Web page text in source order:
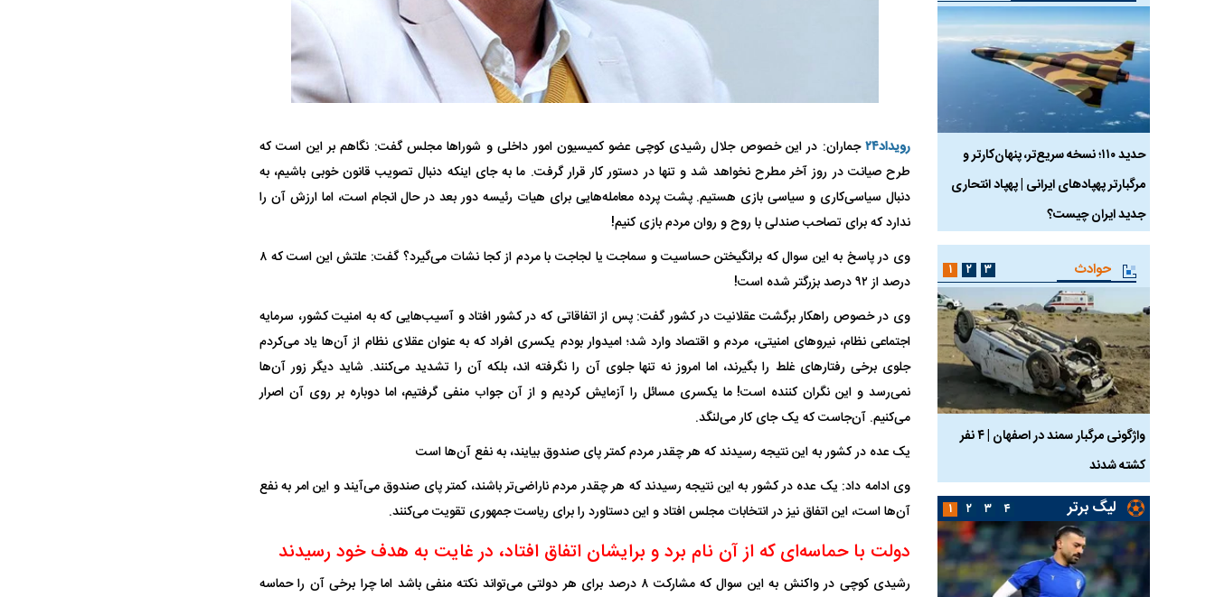
رویداد۲۴
جماران: در این خصوص جلال رشیدی کوچی عضو کمیسیون امور داخلی و شوراها مجلس گفت: نگاهم بر این است که
طرح صیانت در روز آخر مطرح نخواهد شد و تنها در دستور کار قرار گرفت. ما به جای اینکه دنبال تصویب قانون خوبی باشیم، به
دنبال سیاسی‌کاری و سیاسی بازی هستیم. پشت پرده معامله‌هایی برای هیات رئیسه دور بعد در حال انجام است، اما ارزش آن را
ندارد که برای تصاحب صندلی با روح و روان مردم بازی کنیم!
وی در پاسخ به این سوال که برانگیختن حساسیت و سماجت یا لجاجت با مردم از کجا نشات می‌گیرد؟ گفت: علتش این است که ۸
درصد از ۹۲ درصد بزرگتر شده است!
وی در خصوص راهکار برگشت عقلانیت در کشور گفت: پس از اتفاقاتی که در کشور افتاد و آسیب‌هایی که به امنیت کشور، سرمایه
اجتماعی نظام، نیروهای امنیتی، مردم و اقتصاد وارد شد؛ امیدوار بودم یکسری افراد که به عنوان عقلای نظام از آن‌ها یاد می‌کردم
جلوی برخی رفتارهای غلط را بگیرند، اما امروز نه تنها جلوی آن را نگرفته اند، بلکه آن را تشدید می‌کنند. شاید دیگر زور آن‌ها
نمی‌رسد و این نگران کننده است! ما یکسری مسائل را آزمایش کردیم و از آن جواب منفی گرفتیم، اما دوباره بر روی آن اصرار
می‌کنیم. آن‌جاست که یک جای کار می‌لنگد.
یک عده در کشور به این نتیجه رسیدند که هر چقدر مردم کمتر پای صندوق بیایند، به نفع آن‌ها است
وی ادامه داد: یک عده در کشور به این نتیجه رسیدند که هر چقدر مردم ناراضی‌تر باشند، کمتر پای صندوق می‌آیند و این امر به نفع
آن‌ها است، این اتفاق نیز در انتخابات مجلس افتاد و این دستاورد را برای ریاست جمهوری تقویت می‌کنند.
دولت با حماسه‌ای که از آن نام برد و برایشان اتفاق افتاد، در غایت به هدف خود رسیدند
رشیدی کوچی در واکنش به این سوال که مشارکت ۸ درصد برای هر دولتی می‌تواند نکته منفی باشد اما چرا برخی آن را حماسه
حدید ۱۱۰؛ نسخه سریع‌تر، پنهان‌کارتر و
مرگبارتر پهپادهای ایرانی | پهپاد انتحاری
جدید ایران چیست؟
هواپیمای مرموز E-11A BACN چیست؟
فضاپیمای «استارشیپ» ایلان ماسک
چیست؟
حدید ۱۱۰؛ نسخه سریع‌تر، پنهان‌کارتر و
مرگبارتر پهپادهای ایرانی | پهپاد انتحاری
هواپیمای مرموز E-11A BACN چیست؟
حوادث
واژگونی مرگبار سمند در اصفهان | ۴ نفر
کشته شدند
توسط حیوانات خورده شد
گرفتگی
کشته شدند
۱ ۲ ۳
لیگ برتر ۱ ۲ ۳ ۴